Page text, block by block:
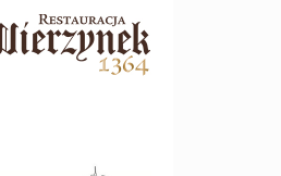
www.wierzynek.pl
Pałac w Paszkówce